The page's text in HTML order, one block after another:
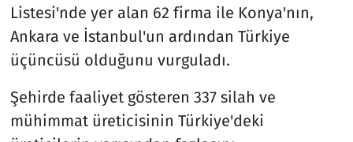
Listesi'nde yer alan 62 firma ile Konya'nın,
Ankara ve İstanbul'un ardından Türkiye
üçüncüsü olduğunu vurguladı.
Şehirde faaliyet gösteren 337 silah ve
mühimmat üreticisinin Türkiye'deki